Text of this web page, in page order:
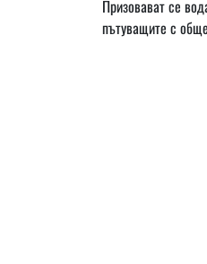
Призовават се
пътуващите с